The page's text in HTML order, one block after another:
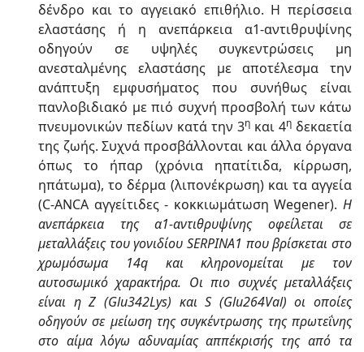
δένδρο και το αγγειακό επιθήλιο. Η περίσσεια
ελαστάσης ή η ανεπάρκεια α1-αντιθρυψίνης
οδηγούν σε υψηλές συγκεντρώσεις μη
ανεσταλμένης ελαστάσης με αποτέλεσμα την
ανάπτυξη εμφυσήματος που συνήθως είναι
πανλοβιδιακό με πιό συχνή προσβολή των κάτω
πνευμονικών πεδίων κατά την 3η και 4η δεκαετία
της ζωής. Συχνά προσβάλλονται και άλλα όργανα
όπως το ήπαρ (χρόνια ηπατίτιδα, κίρρωση,
ηπάτωμα), το δέρμα (λιπονέκρωση) και τα αγγεία
(C-ANCA αγγείτιδες - κοκκιωμάτωση Wegener). Η
ανεπάρκεια της α1-αντιθρυψίνης οφείλεται σε
μεταλλάξεις του γονιδίου SERPINA1 που βρίσκεται στο
χρωμόσωμα 14q και κληρονομείται με τον
αυτοσωμικό χαρακτήρα. Οι πιο συχνές μεταλλάξεις
είναι η Ζ (Glu342Lys) και S (Glu264Val) οι οποίες
οδηγούν σε μείωση της συγκέντρωσης της πρωτεΐνης
στο αίμα λόγω αδυναμίας αππέκρισής της από τα